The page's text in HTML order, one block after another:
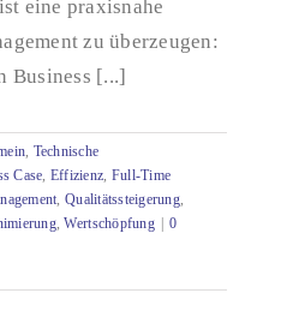
eine praxisnahe
zu überzeugen:
Business [...]
, Technische
Case, Effizienz, Full-Time
, Qualitätssteigerung,
,Wertschöpfung
0